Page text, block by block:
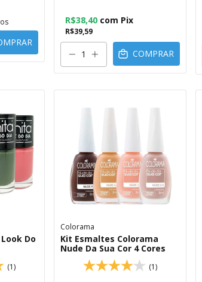
R$39,59
R$38,40 com Pix
COMPRAR
Do
(1)
Colorama
Kit Esmaltes Colorama
Nude Da Sua Cor 4 Cores
(1)